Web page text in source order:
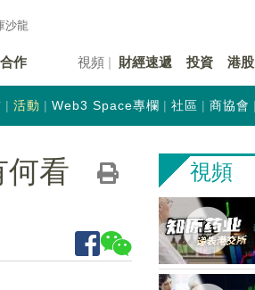
沙龍
合作 視頻 財經速遞 投資 港
活動 Web3 Space專欄 社區 商協會
何看
視頻